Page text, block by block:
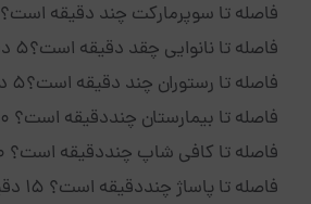
فاصله تا سوپرمارکت چند دقیقه است؟ 5 دقیقه
فاصله تا نانوایی چقد دقیقه است؟5 دقیقه
فاصله تا رستوران چند دقیقه است؟5 دقیقه
فاصله تا بیمارستان چنددقیقه است؟ 10 دقیقه
فاصله تا کافی شاپ چنددقیقه است؟ 10 دقیقه
فاصله تا پاساژ چنددقیقه است؟ 15 دقیقه